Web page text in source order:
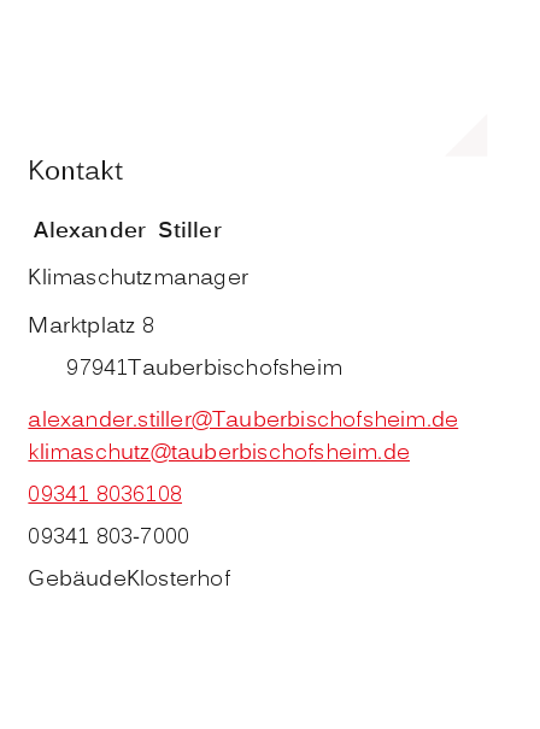
Kontakt
Alexander Stiller
Klimaschutzmanager
Marktplatz 8
97941Tauberbischofsheim
alexander.stiller@Tauberbischofsheim.de
klimaschutz@tauberbischofsheim.de
09341 8036108
09341 803-7000
GebäudeKlosterhof